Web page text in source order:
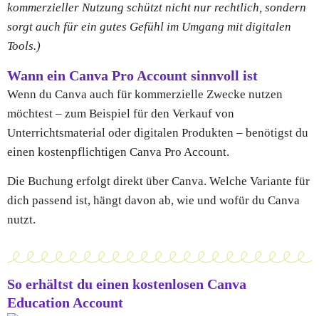
kommerzieller Nutzung schützt nicht nur rechtlich, sondern
sorgt auch für ein gutes Gefühl im Umgang mit digitalen
Tools.)
Wann ein Canva Pro Account sinnvoll ist
Wenn du Canva auch für kommerzielle Zwecke nutzen
möchtest – zum Beispiel für den Verkauf von
Unterrichtsmaterial oder digitalen Produkten – benötigst du
einen kostenpflichtigen Canva Pro Account.
Die Buchung erfolgt direkt über Canva. Welche Variante für
dich passend ist, hängt davon ab, wie und wofür du Canva
nutzt.
So erhältst du einen kostenlosen Canva
Education Account